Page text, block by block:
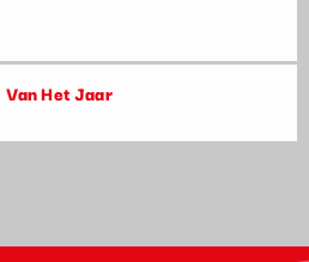
Het Jaar